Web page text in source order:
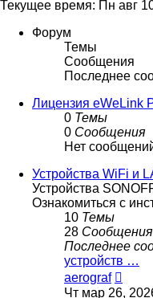
Текущее время: Пн авг
Форум
Темы
Сообщения
Последнее
Лицензия eWeLink
0 Темы
0 Сообщения
Нет
Устройства WiFi и
Устройства
Ознакомиться с
10 Темы
28 Сообщения
Последнее
устройств …
aerograf
Чт мар 26,